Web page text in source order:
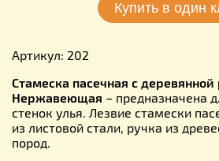
Артикул: 202
Стамеска пасечная с деревянной
Нержавеющая – предназначена
стенок улья. Лезвие стамески
из листовой стали, ручка из
пород.